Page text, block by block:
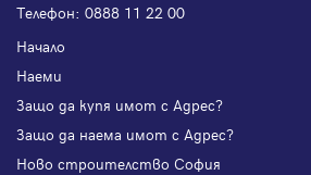
Телефон: 0888 11 22 00
Начало
Наеми
Защо да купя имот с Адрес?
Защо да наема имот с Адрес?
Ново строителство София